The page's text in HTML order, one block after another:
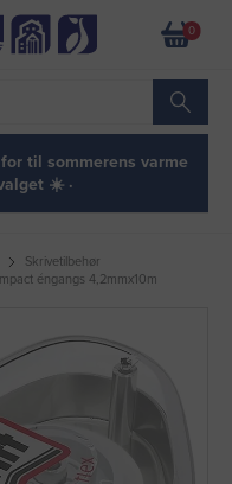
0
til sommerens varme
☀️ ·
Skrivetilbehør
éngangs 4,2mmx10m